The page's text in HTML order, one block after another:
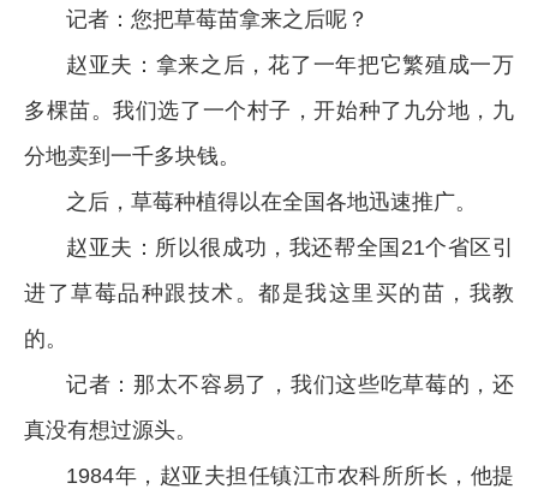
记者：您把草莓苗拿来之后呢？
赵亚夫：拿来之后，花了一年把它繁殖成一万
多棵苗。我们选了一个村子，开始种了九分地，九
分地卖到一千多块钱。
之后，草莓种植得以在全国各地迅速推广。
赵亚夫：所以很成功，我还帮全国21个省区引
进了草莓品种跟技术。都是我这里买的苗，我教
的。
记者：那太不容易了，我们这些吃草莓的，还
真没有想过源头。
1984年，赵亚夫担任镇江市农科所所长，他提